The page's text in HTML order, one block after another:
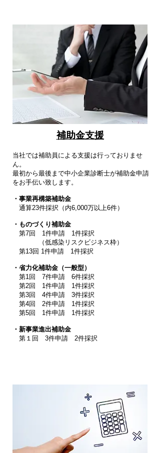
補助金支援
当社では補助員による支援は行っておりませ
ん。
最初から最後まで中小企業診断士が補助金申請
をお手伝い致します。
・事業再構築補助金
​ 通算23件採択（内6,000万以上6件）
・ものづくり補助金
第7回 1件申請 1件採択
（低感染リスクビジネス枠）
​ 第13回 1件申請 1件採択
・省力化補助金（一般型）
​ 第1回 7件申請 6件採択
第2回 1件申請 1件採択
第3回 4件申請 3件採択
​ 第4回 2件申請 1件採択
​ 第5回 1件申請 1件採択
・新事業進出補助金
​ 第１回 3件申請 2件採択